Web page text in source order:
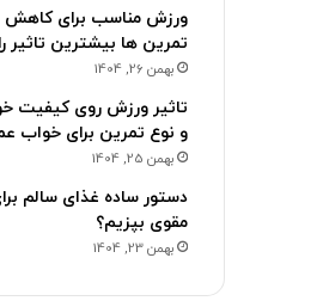
ورزش مناسب برای کاهش
تمرین ها بیشترین تاثیر
بهمن 26, 1404
تاثیر ورزش روی کیفیت
و نوع تمرین برای خواب
بهمن 25, 1404
دستور ساده غذای سالم
مقوی بپزیم؟
بهمن 23, 1404